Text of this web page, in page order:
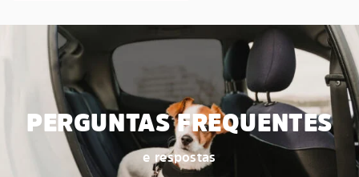
PERGUNTAS FREQUENTES
e respostas